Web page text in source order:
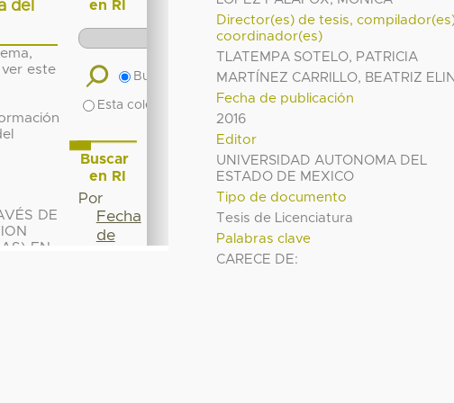
Director(es) de tesis,
coordinador(es)
TLATEMPA SOTELO, PATRICIA
MARTÍNEZ CARRILLO, BEATRIZ
Fecha de publicación
2016
Editor
UNIVERSIDAD AUTONOMA DEL
ESTADO DE MEXICO
Tipo de documento
Tesis de Licenciatura
Palabras clave
CARECE DE: